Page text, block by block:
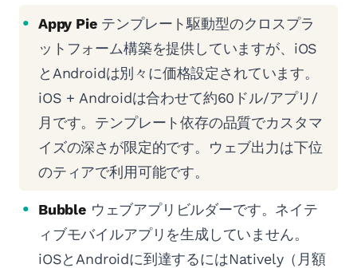
Appy Pieテンプレート駆動型のクロスプラ
ットフォーム構築を提供していますが、iOS
とAndroidは別々に価格設定されています。
iOS + Androidは合わせて約60ドル/アプリ/
月です。テンプレート依存の品質でカスタマ
イズの深さが限定的です。ウェブ出力は下位
のティアで利用可能です。
Bubbleウェブアプリビルダーです。ネイテ
ィブモバイルアプリを生成していません。
iOSとAndroidに到達するにはNatively（月額